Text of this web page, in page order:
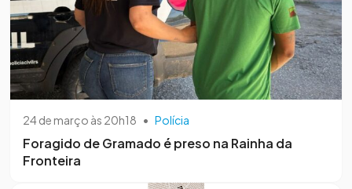
24 de março às 20h18 • Polícia
Foragido de Gramado é preso na Rainha da
Fronteira